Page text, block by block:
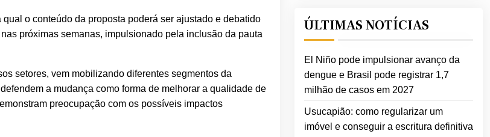
o conteúdo da proposta poderá ser ajustado e debatido
próximas semanas, impulsionado pela inclusão da pauta
setores, vem mobilizando diferentes segmentos da
a mudança como forma de melhorar a qualidade de
preocupação com os possíveis impactos
ÚLTIMAS NOTÍCIAS
El Niño pode impulsionar avanço da
dengue e Brasil pode registrar 1,7
milhão de casos em 2027
Usucapião: como regularizar um
imóvel e conseguir a escritura definitiva